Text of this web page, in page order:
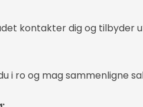
kontakter dig og tilbyder
i ro og mag sammenligne